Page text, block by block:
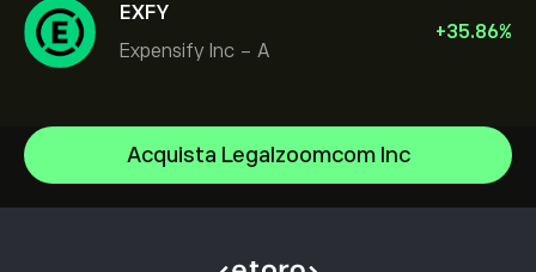
EXFY
Expensify Inc - A
+35.86%
Acquista Legalzoomcom Inc
Micron Technology, Inc.
Vistra Corp